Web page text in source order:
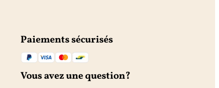
Paiements sécurisés
Vous avez une question?